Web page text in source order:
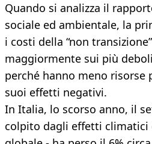
Quando si analizza il
sociale ed ambientale, la
i costi della “non
maggiormente sui più
perché hanno meno risorse
suoi effetti negativi.
In Italia, lo scorso anno, il
colpito dagli effetti climatici